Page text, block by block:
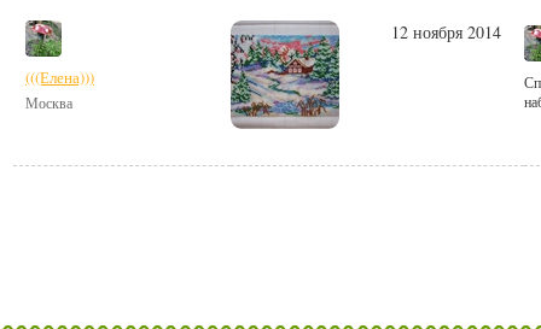
(((Елена)))
Москва
12 ноября 2014